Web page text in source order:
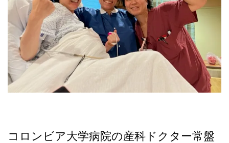
コロンビア大学病院の産科ドクター常盤